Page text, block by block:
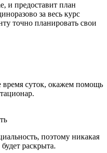
и предоставит план
за весь курс
точно планировать свои
суток, окажем помощь
поэтому никакая
раскрыта.